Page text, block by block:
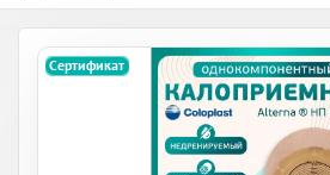
Сертификат